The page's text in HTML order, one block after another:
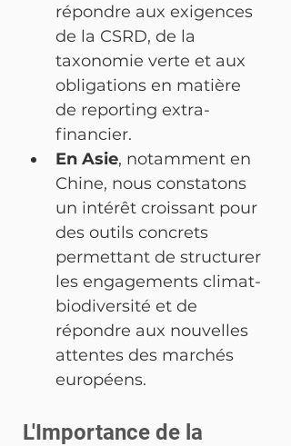
répondre aux exigences
de la CSRD, de la
taxonomie verte et aux
obligations en matière
de reporting extra-
financier.
En Asie, notamment en
Chine, nous constatons
un intérêt croissant pour
des outils concrets
permettant de structurer
les engagements climat-
biodiversité et de
répondre aux nouvelles
attentes des marchés
européens.
L'Importance de la